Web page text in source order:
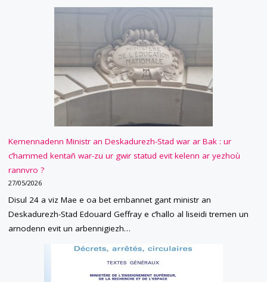
Kemennadenn Ministr an Deskadurezh-Stad war ar Bak : ur
c’hammed kentañ war-zu ur gwir statud evit kelenn ar yezhoù
rannvro ?
27/05/2026
Disul 24 a viz Mae e oa bet embannet gant ministr an
Deskadurezh-Stad Edouard Geffray e c’hallo al liseidi tremen un
arnodenn evit un arbennigiezh…